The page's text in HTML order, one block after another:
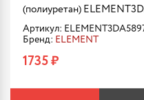
(полиуретан)
Артикул:
Бренд: ELEMENT
1735 ₽